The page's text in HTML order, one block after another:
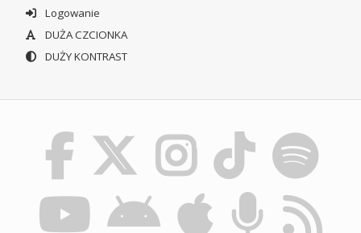
Logowanie
DUŻA CZCIONKA
DUŻY KONTRAST